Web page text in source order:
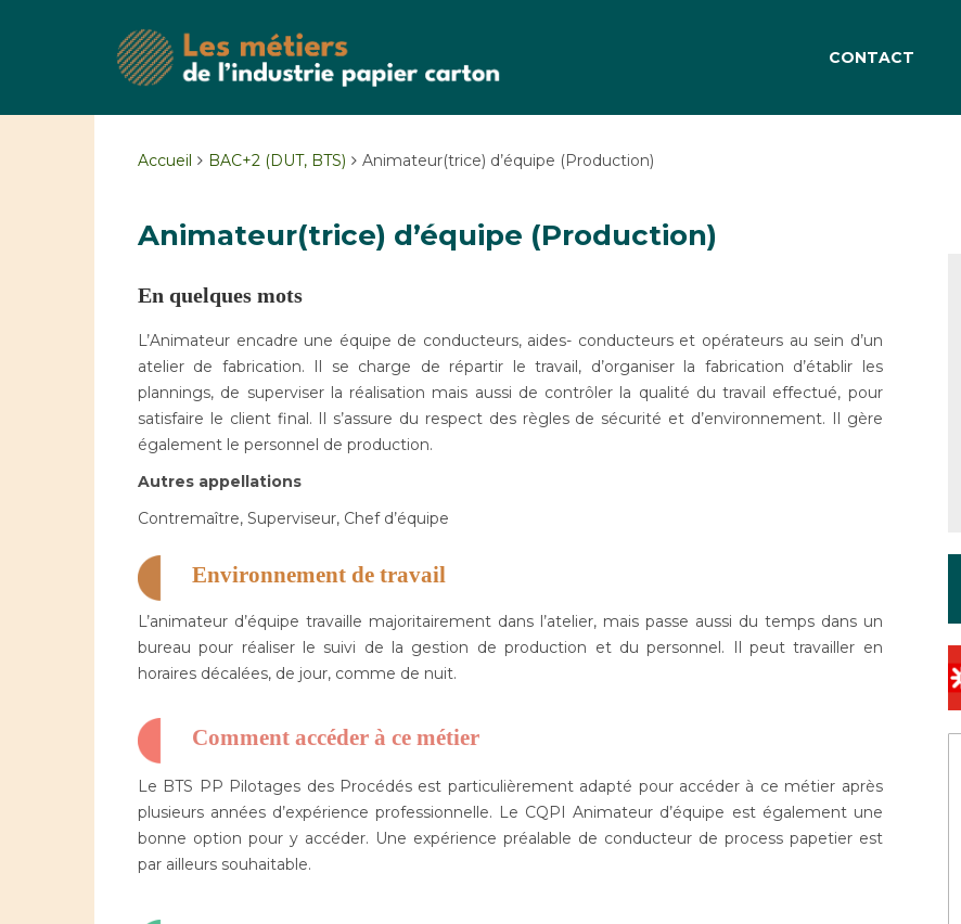
CONTACT
Accueil BAC+2 (DUT, BTS) Animateur(trice) d’équipe (Production)
Animateur(trice) d’équipe (Production)
En quelques mots
L’Animateur encadre une équipe de conducteurs, aides- conducteurs et opérateurs au sein d’un
atelier de fabrication. Il se charge de répartir le travail, d’organiser la fabrication d’établir les
plannings, de superviser la réalisation mais aussi de contrôler la qualité du travail effectué, pour
satisfaire le client final. Il s’assure du respect des règles de sécurité et d’environnement. Il gère
également le personnel de production.
Autres appellations
Contremaître, Superviseur, Chef d’équipe
Environnement de travail
L’animateur d’équipe travaille majoritairement dans l’atelier, mais passe aussi du temps dans un
bureau pour réaliser le suivi de la gestion de production et du personnel. Il peut travailler en
horaires décalées, de jour, comme de nuit.
Comment accéder à ce métier
Le BTS PP Pilotages des Procédés est particulièrement adapté pour accéder à ce métier après
plusieurs années d’expérience professionnelle. Le CQPI Animateur d’équipe est également une
bonne option pour y accéder. Une expérience préalable de conducteur de process papetier est
par ailleurs souhaitable.